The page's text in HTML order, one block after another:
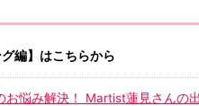
編】はこちらから
お悩み解決！ Martist蓮見さんの